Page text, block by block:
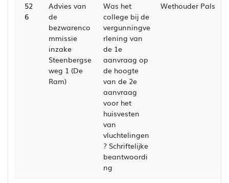
52
6
Advies van
de
bezwarenco
mmissie
inzake
Steenbergse
weg 1 (De
Ram)
Was het
college bij de
vergunningve
rlening van
de 1e
aanvraag op
de hoogte
van de 2e
aanvraag
voor het
huisvesten
van
vluchtelingen
? Schriftelijke
beantwoordi
ng
Wethouder Pals